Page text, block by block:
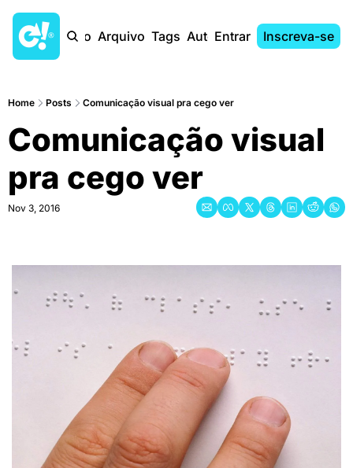
Início Arquivo Tags AutoresEntrar Inscreva-se
Home Posts Comunicação visual pra cego ver
Comunicação visual
pra cego ver
Nov 3, 2016